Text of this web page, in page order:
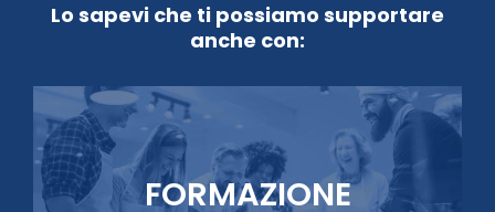
Lo sapevi che ti possiamo supportare
anche con:
FORMAZIONE